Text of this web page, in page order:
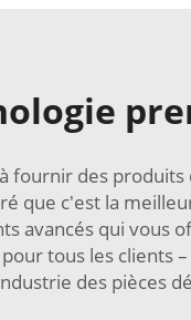
fournir des
que c'est la
avancés qui vous
tous les clients
des pièces